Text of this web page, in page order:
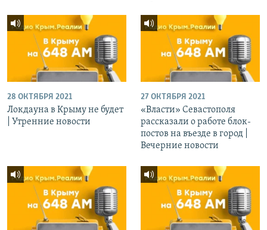
28 ОКТЯБРЯ 2021
Локдауна в Крыму не будет
| Утренние новости
27 ОКТЯБРЯ 2021
«Власти» Севастополя
рассказали о работе блок-
постов на въезде в город |
Вечерние новости